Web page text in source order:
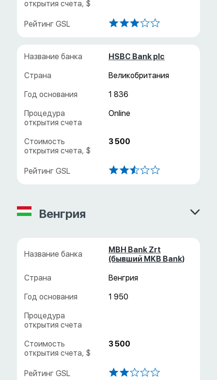
HSBC Bank plc
Великобритания
1 836
3 500
Венгрия
MBH Bank Zrt
(бывший MKB Bank)
Венгрия
1 950
3 500